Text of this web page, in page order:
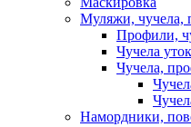
Муляжи, чучела,
Профили,
Чучела уток
Чучела,
Намордники,